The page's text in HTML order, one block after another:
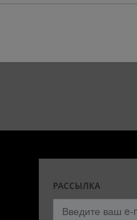
РАССЫЛКА